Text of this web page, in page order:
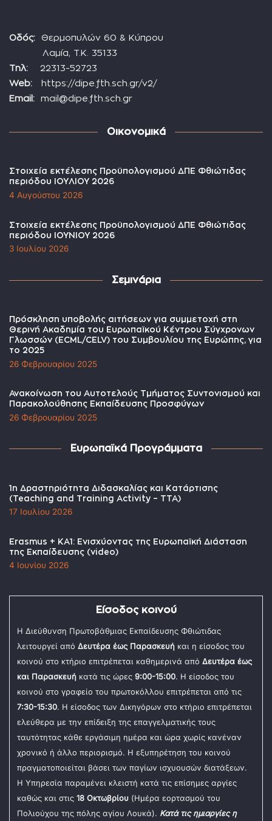
Οδός: Θερμοπυλών 60 & Κύπρου
Λαμία, Τ.Κ. 35133
Τηλ: 22313-52723
Web: https://dipe.fth.sch.gr/v2/
Email: mail@dipe.fth.sch.gr
Οικονομικά
Στοιχεία εκτέλεσης Προϋπολογισμού ΔΠΕ Φθιώτιδας
περιόδου ΙΟΥΛΙΟΥ 2026
4 Αυγούστου 2026
Στοιχεία εκτέλεσης Προϋπολογισμού ΔΠΕ Φθιώτιδας
περιόδου ΙΟΥΝΙΟΥ 2026
3 Ιουλίου 2026
Σεμινάρια
Πρόσκληση υποβολής αιτήσεων για συμμετοχή στη
Θερινή Ακαδημία του Ευρωπαϊκού Κέντρου Σύγχρονων
Γλωσσών (ECML/CELV) του Συμβουλίου της Ευρώπης, για
το 2025
26 Φεβρουαρίου 2025
Ανακοίνωση του Αυτοτελούς Τμήματος Συντονισμού και
Παρακολούθησης Εκπαίδευσης Προσφύγων
26 Φεβρουαρίου 2025
Ευρωπαϊκά Προγράμματα
1η Δραστηριότητα Διδασκαλίας και Κατάρτισης
(Teaching and Training Activity – TTA)
17 Ιουλίου 2026
Erasmus + KA1: Ενισχύοντας της Ευρωπαϊκή Διάσταση
της Εκπαίδευσης (video)
4 Ιουνίου 2026
Είσοδος κοινού
Η Διεύθυνση Πρωτοβάθμιας Εκπαίδευσης Φθιώτιδας
λειτουργεί από Δευτέρα έως Παρασκευή και η είσοδος του
κοινού στο κτήριο επιτρέπεται καθημερινά από Δευτέρα έως
και Παρασκευή κατά τις ώρες 9:00-15:00. Η είσοδος του
κοινού στο γραφείο του πρωτοκόλλου επιτρέπεται από τις
7:30-15:30. Η είσοδος των Δικηγόρων στο κτήριο επιτρέπεται
ελεύθερα με την επίδειξη της επαγγελματικής τους
ταυτότητας κάθε εργάσιμη ημέρα και ώρα χωρίς κανέναν
χρονικό ή άλλο περιορισμό. Η εξυπηρέτηση του κοινού
πραγματοποιείται βάσει των παγίων ισχυουσών διατάξεων.
Η Υπηρεσία παραμένει κλειστή κατά τις επίσημες αργίες
καθώς και στις 18 Οκτωβρίου (Ημέρα εορτασμού του
Πολιούχου της πόλης αγίου Λουκά). Κατά τις ημιαργίες η